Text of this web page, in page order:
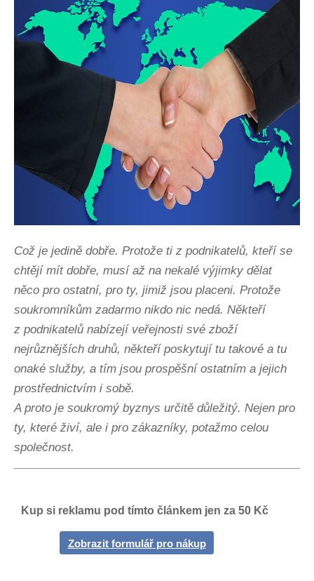
Což je jedině dobře. Protože ti z podnikatelů, kteří se
chtějí mít dobře, musí až na nekalé výjimky dělat
něco pro ostatní, pro ty, jimiž jsou placeni. Protože
soukromníkům zadarmo nikdo nic nedá. Někteří
z podnikatelů nabízejí veřejnosti své zboží
nejrůznějších druhů, někteří poskytují tu takové a tu
onaké služby, a tím jsou prospěšní ostatním a jejich
prostřednictvím i sobě.
A proto je soukromý byznys určitě důležitý. Nejen pro
ty, které živí, ale i pro zákazníky, potažmo celou
společnost.
Kup si reklamu pod tímto článkem jen za 50 Kč
Zobrazit formulář pro nákup